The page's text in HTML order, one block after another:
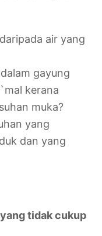
air yang
gayung
kerana
muka?
yang
dan yang
tidak cukup